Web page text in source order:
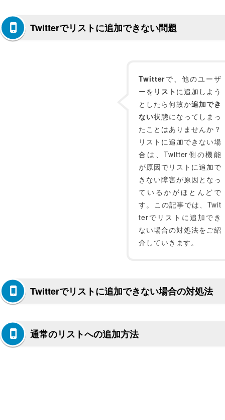
Twitterでリストに追加できない問題
Twitterで、他のユーザ
ーを リスト に追加しよう
としたら何故か追加でき
ない状態になってしまっ
たことはありませんか？
リストに追加できない場
合は、Twitter側の機能
が原因でリストに追加で
きない障害が原因となっ
ているかがほとんどで
す。この記事では、Twit
terでリストに追加でき
ない場合の対処法をご紹
介していきます。
Twitterでリストに追加できない場合の対処法
通常のリストへの追加方法